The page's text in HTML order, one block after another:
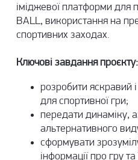
іміджевої платформи для
BALL, використання на
спортивних заходах.
Ключові завдання проєкту:
розробити яскравий
для спортивної гри;
передати динаміку,
альтернативного
сформувати
інформації про гру та